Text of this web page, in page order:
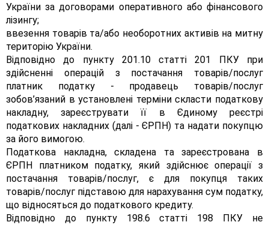
України за договорами оперативного або фінансового
лізингу;
ввезення товарів та/або необоротних активів на митну
територію України.
Відповідно до пункту 201.10 статті 201 ПКУ при
здійсненні операцій з постачання товарів/послуг
платник податку - продавець товарів/послуг
зобов’язаний в установлені терміни скласти податкову
накладну, зареєструвати її в Єдиному реєстрі
податкових накладних (далі - ЄРПН) та надати покупцю
за його вимогою.
Податкова накладна, складена та зареєстрована в
ЄРПН платником податку, який здійснює операції з
постачання товарів/послуг, є для покупця таких
товарів/послуг підставою для нарахування сум податку,
що відносяться до податкового кредиту.
Відповідно до пункту 198.6 статті 198 ПКУ не